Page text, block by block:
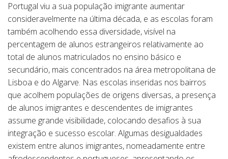
Portugal viu a sua população imigrante aumentar
consideravelmente na última década, e as escolas foram
também acolhendo essa diversidade, visível na
percentagem de alunos estrangeiros relativamente ao
total de alunos matriculados no ensino básico e
secundário, mais concentrados na área metropolitana de
Lisboa e do Algarve. Nas escolas inseridas nos bairros
que acolhem populações de origens diversas, a presença
de alunos imigrantes e descendentes de imigrantes
assume grande visibilidade, colocando desafios à sua
integração e sucesso escolar. Algumas desigualdades
existem entre alunos imigrantes, nomeadamente entre